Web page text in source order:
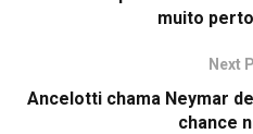
muito
Next
Ancelotti chama Neymar
chance